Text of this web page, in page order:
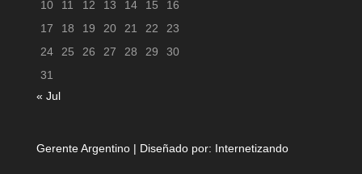
10
11 12 13 14 15
16
17
18 19 20 21 22
23
24
25 26 27 28 29
30
31
« Jul
Gerente Argentino | Diseñado por: Internetizando